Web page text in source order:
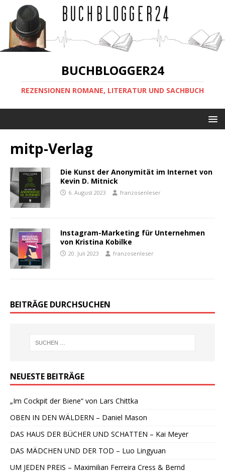
BUCHBLOGGER24
REZENSIONEN ROMANE, LITERATUR UND SACHBUCH
mitp-Verlag
Die Kunst der Anonymität im Internet von
Kevin D. Mitnick
6. August 2023 franzosenleser
Instagram-Marketing für Unternehmen
von Kristina Kobilke
20. Juli 2023 franzosenleser
BEITRÄGE DURCHSUCHEN
NEUESTE BEITRÄGE
„Im Cockpit der Biene“ von Lars Chittka
OBEN IN DEN WÄLDERN – Daniel Mason
DAS HAUS DER BÜCHER UND SCHATTEN – Kai Meyer
DAS MÄDCHEN UND DER TOD – Luo Lingyuan
UM JEDEN PREIS – Maximilian Ferreira Cress & Bernd